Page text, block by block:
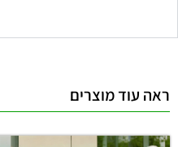
ראה עוד מוצרים